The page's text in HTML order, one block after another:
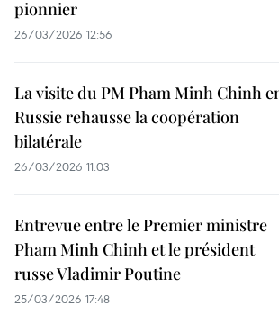
pionnier
26/03/2026 12:56
La visite du PM Pham Minh Chinh
Russie rehausse la coopération
bilatérale
26/03/2026 11:03
Entrevue entre le Premier ministre
Pham Minh Chinh et le président
russe Vladimir Poutine
25/03/2026 17:48